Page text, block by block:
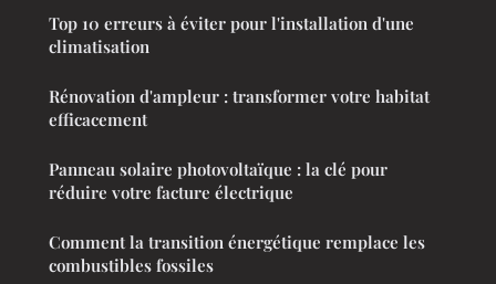
Top 10 erreurs à éviter pour l'installation d'une
climatisation
Rénovation d'ampleur : transformer votre habitat
efficacement
Panneau solaire photovoltaïque : la clé pour
réduire votre facture électrique
Comment la transition énergétique remplace les
combustibles fossiles